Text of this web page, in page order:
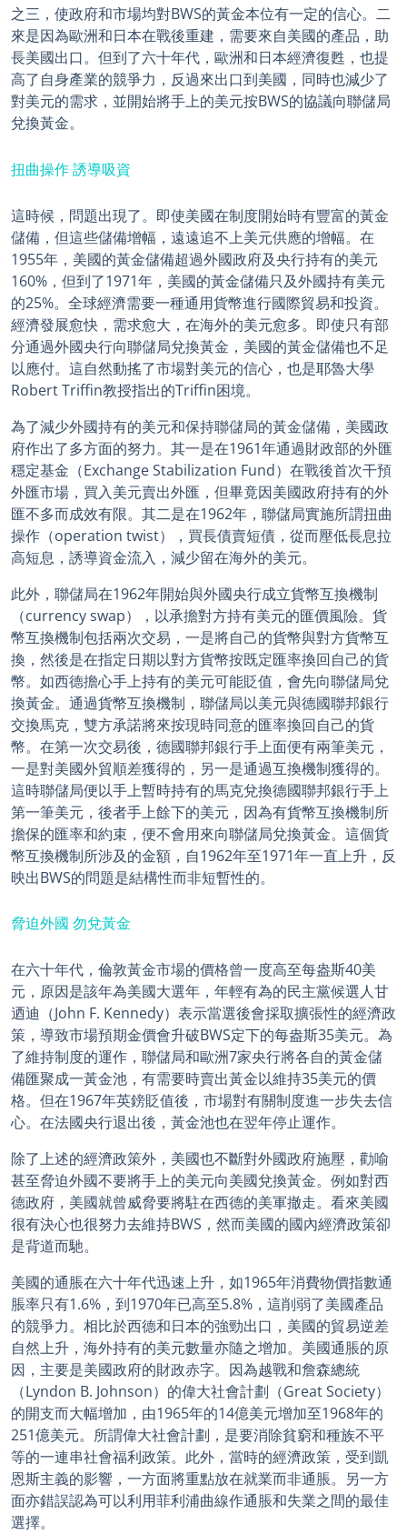
之三，使政府和市場均對BWS的黃金本位有一定的信心。二
來是因為歐洲和日本在戰後重建，需要來自美國的產品，助
長美國出口。但到了六十年代，歐洲和日本經濟復甦，也提
高了自身產業的競爭力，反過來出口到美國，同時也減少了
對美元的需求，並開始將手上的美元按BWS的協議向聯儲局
兌換黃金。
扭曲操作 誘導吸資
這時候，問題出現了。即使美國在制度開始時有豐富的黃金
儲備，但這些儲備增幅，遠遠追不上美元供應的增幅。在
1955年，美國的黃金儲備超過外國政府及央行持有的美元
160%，但到了1971年，美國的黃金儲備只及外國持有美元
的25%。全球經濟需要一種通用貨幣進行國際貿易和投資。
經濟發展愈快，需求愈大，在海外的美元愈多。即使只有部
分通過外國央行向聯儲局兌換黃金，美國的黃金儲備也不足
以應付。這自然動搖了市場對美元的信心，也是耶魯大學
Robert Triffin教授指出的Triffin困境。
為了減少外國持有的美元和保持聯儲局的黃金儲備，美國政
府作出了多方面的努力。其一是在1961年通過財政部的外匯
穩定基金（Exchange Stabilization Fund）在戰後首次干預
外匯市場，買入美元賣出外匯，但畢竟因美國政府持有的外
匯不多而成效有限。其二是在1962年，聯儲局實施所謂扭曲
操作（operation twist），買長債賣短債，從而壓低長息拉
高短息，誘導資金流入，減少留在海外的美元。
此外，聯儲局在1962年開始與外國央行成立貨幣互換機制
（currency swap），以承擔對方持有美元的匯價風險。貨
幣互換機制包括兩次交易，一是將自己的貨幣與對方貨幣互
換，然後是在指定日期以對方貨幣按既定匯率換回自己的貨
幣。如西德擔心手上持有的美元可能貶值，會先向聯儲局兌
換黃金。通過貨幣互換機制，聯儲局以美元與德國聯邦銀行
交換馬克，雙方承諾將來按現時同意的匯率換回自己的貨
幣。在第一次交易後，德國聯邦銀行手上面便有兩筆美元，
一是對美國外貿順差獲得的，另一是通過互換機制獲得的。
這時聯儲局便以手上暫時持有的馬克兌換德國聯邦銀行手上
第一筆美元，後者手上餘下的美元，因為有貨幣互換機制所
擔保的匯率和約束，便不會用來向聯儲局兌換黃金。這個貨
幣互換機制所涉及的金額，自1962年至1971年一直上升，反
映出BWS的問題是結構性而非短暫性的。
脅迫外國 勿兌黃金
在六十年代，倫敦黃金市場的價格曾一度高至每盎斯40美
元，原因是該年為美國大選年，年輕有為的民主黨候選人甘
迺迪（John F. Kennedy）表示當選後會採取擴張性的經濟政
策，導致市場預期金價會升破BWS定下的每盎斯35美元。為
了維持制度的運作，聯儲局和歐洲7家央行將各自的黃金儲
備匯聚成一黃金池，有需要時賣出黃金以維持35美元的價
格。但在1967年英鎊貶值後，市場對有關制度進一步失去信
心。在法國央行退出後，黃金池也在翌年停止運作。
除了上述的經濟政策外，美國也不斷對外國政府施壓，勸喻
甚至脅迫外國不要將手上的美元向美國兌換黃金。例如對西
德政府，美國就曾威脅要將駐在西德的美軍撤走。看來美國
很有決心也很努力去維持BWS，然而美國的國內經濟政策卻
是背道而馳。
美國的通脹在六十年代迅速上升，如1965年消費物價指數通
脹率只有1.6%，到1970年已高至5.8%，這削弱了美國產品
的競爭力。相比於西德和日本的強勁出口，美國的貿易逆差
自然上升，海外持有的美元數量亦隨之增加。美國通脹的原
因，主要是美國政府的財政赤字。因為越戰和詹森總統
（Lyndon B. Johnson）的偉大社會計劃（Great Society）
的開支而大幅增加，由1965年的14億美元增加至1968年的
251億美元。所謂偉大社會計劃，是要消除貧窮和種族不平
等的一連串社會福利政策。此外，當時的經濟政策，受到凱
恩斯主義的影響，一方面將重點放在就業而非通脹。另一方
面亦錯誤認為可以利用菲利浦曲線作通脹和失業之間的最佳
選擇。